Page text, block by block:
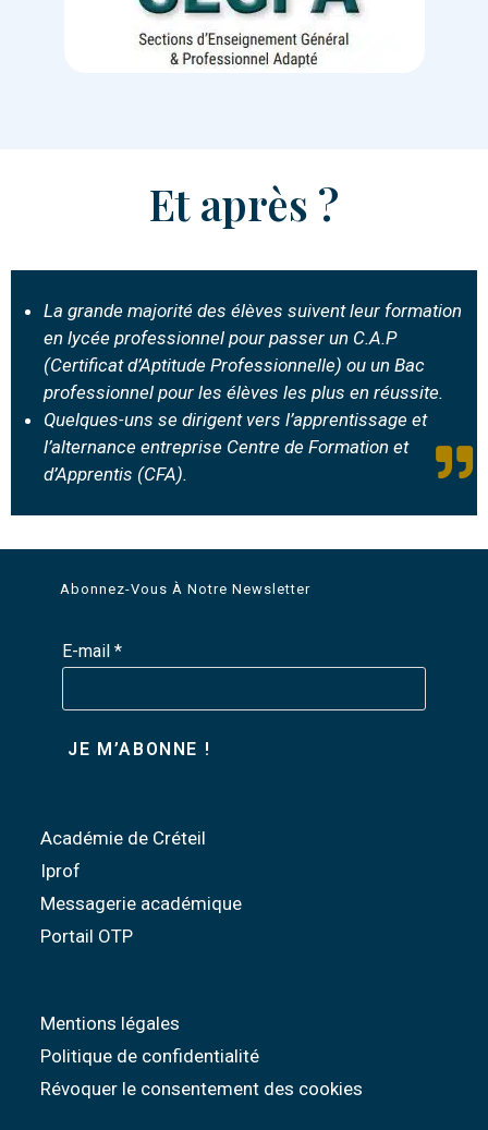
Et après ?
La grande majorité des élèves suivent leur formation
en lycée professionnel pour passer un C.A.P
(Certificat d’Aptitude Professionnelle) ou un Bac
professionnel pour les élèves les plus en réussite.
Quelques-uns se dirigent vers l’apprentissage et
l’alternance entreprise Centre de Formation et
d’Apprentis (CFA).
Abonnez-Vous À Notre Newsletter
E-mail*
Académie de Créteil
Iprof
Messagerie académique
Portail OTP
Mentions légales
Politique de confidentialité
Révoquer le consentement des cookies